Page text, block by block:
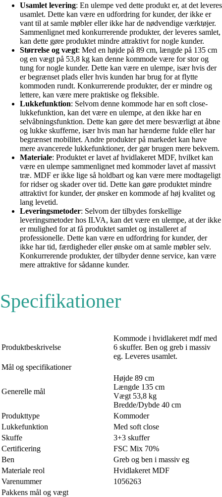
Usamlet levering: En ulempe ved dette produkt er, at det leveres
usamlet. Dette kan være en udfordring for kunder, der ikke er
vant til at samle møbler eller ikke har de nødvendige værktøjer.
Sammenlignet med konkurrerende produkter, der leveres samlet,
kan dette gøre produktet mindre attraktivt for nogle kunder.
Størrelse og vægt: Med en højde på 89 cm, længde på 135 cm
og en vægt på 53,8 kg kan denne kommode være for stor og
tung for nogle kunder. Dette kan være en ulempe, især hvis der
er begrænset plads eller hvis kunden har brug for at flytte
kommoden rundt. Konkurrerende produkter, der er mindre og
lettere, kan være mere praktiske og fleksible.
Lukkefunktion: Selvom denne kommode har en soft close-
lukkefunktion, kan det være en ulempe, at den ikke har en
selvåbningsfunktion. Dette kan gøre det mere besværligt at åbne
og lukke skufferne, især hvis man har hænderne fulde eller har
begrænset mobilitet. Andre produkter på markedet kan have
mere avancerede lukkefunktioner, der gør brugen mere bekvem.
Materiale: Produktet er lavet af hvidlakeret MDF, hvilket kan
være en ulempe sammenlignet med kommoder lavet af massivt
træ. MDF er ikke lige så holdbart og kan være mere modtageligt
for ridser og skader over tid. Dette kan gøre produktet mindre
attraktivt for kunder, der ønsker en kommode af høj kvalitet og
lang levetid.
Leveringsmetoder: Selvom der tilbydes forskellige
leveringsmetoder hos ILVA, kan det være en ulempe, at der ikke
er mulighed for at få produktet samlet og installeret af
professionelle. Dette kan være en udfordring for kunder, der
ikke har tid, færdigheder eller ønske om at samle møbler selv.
Konkurrerende produkter, der tilbyder denne service, kan være
mere attraktive for sådanne kunder.
Specifikationer
Produktbeskrivelse
Kommode i hvidlakeret mdf med
6 skuffer. Ben og greb i massiv
eg. Leveres usamlet.
Mål og specifikationer
Generelle mål
Højde 89 cm
Længde 135 cm
Vægt 53,8 kg
Bredde/Dybde 40 cm
Produkttype
Kommoder
Lukkefunktion
Med soft close
Skuffe
3+3 skuffer
Certificering
FSC Mix 70%
Ben
Greb og ben i massiv eg
Materiale reol
Hvidlakeret MDF
Varenummer
1056263
Pakkens mål og vægt